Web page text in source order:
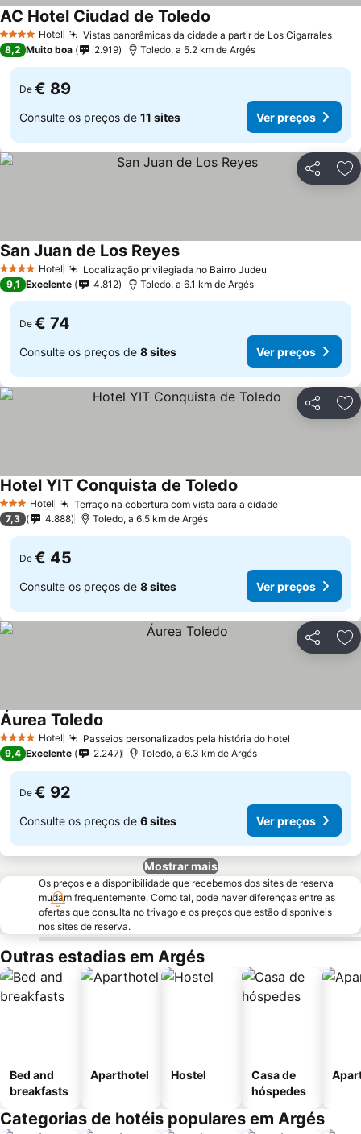
4 EstrelasHotel Vistas panorâmicas da cidade a partir de Los Cigarrales
AC Hotel Ciudad de Toledo
8,2 Muito boa 2.919 Toledo, a 5.2 km de Argés
De € 89
Consulte os preços de 11 sites Ver preços
Partilhar
4 EstrelasHotel Localização privilegiada no Bairro Judeu
San Juan de Los Reyes
9,1 Excelente 4.812 Toledo, a 6.1 km de Argés
De € 74
Consulte os preços de 8 sites Ver preços
Partilhar
3 EstrelasHotel Terraço na cobertura com vista para a cidade
Hotel YIT Conquista de Toledo
7,3 4.888 Toledo, a 6.5 km de Argés
De € 45
Consulte os preços de 8 sites Ver preços
Partilhar
4 EstrelasHotel Passeios personalizados pela história do hotel
Áurea Toledo
9,4 Excelente 2.247 Toledo, a 6.3 km de Argés
De € 92
Consulte os preços de 6 sites Ver preços
Mostrar mais
Os preços e a disponibilidade que recebemos dos sites de reserva
mudam frequentemente. Como tal, pode haver diferenças entre as
ofertas que consulta no trivago e os preços que estão disponíveis
nos sites de reserva.
Outras estadias em Argés
Bed and
breakfasts
Aparthotel Hostel
Casa de
hóspedes
Categorias de hotéis populares em Argés